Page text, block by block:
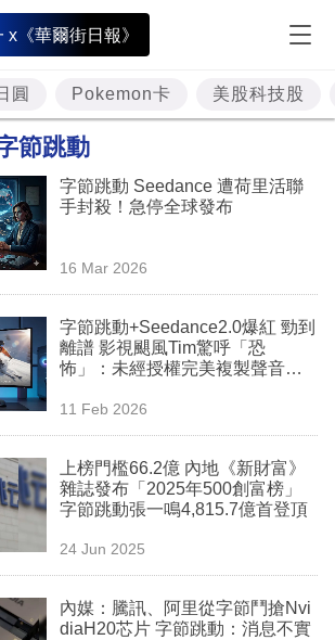
x《華爾街日報》
圓 Pokemon卡 美股科技股
節跳動
字節跳動 Seedance 遭荷里活聯
手封殺！急停全球發布
16 Mar 2026
字節跳動+Seedance2.0爆紅 勁到
離譜 影視颶風Tim驚呼「恐
怖」：未經授權完美複製聲音樣
11 Feb 2026
上榜門檻66.2億 內地《新財富》
雜誌發布「2025年500創富榜」
字節跳動張一鳴4,815.7億首登頂
24 Jun 2025
內媒：騰訊、阿里從字節鬥搶Nvi
diaH20芯片 字節跳動：消息不實